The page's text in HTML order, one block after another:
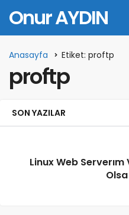
Onur AYDIN
Anasayfa Etiket: proftp
proftp
SON YAZILAR
Linux Web